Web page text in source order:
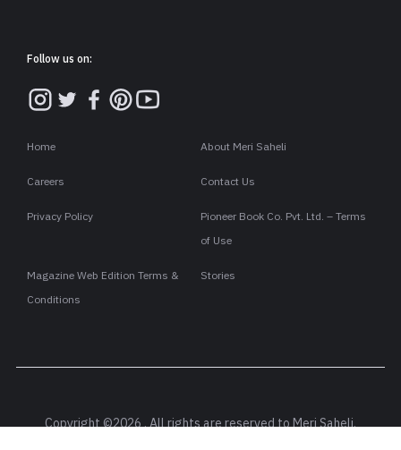
Follow us on:
Home About Meri Saheli
Careers Contact Us
Privacy Policy
Pioneer Book Co. Pvt. Ltd. – Terms
of Use
Magazine Web Edition Terms &
Conditions
Stories
Copyright ©2026 . All rights are reserved to Meri Saheli.